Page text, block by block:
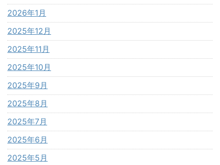
2026年1月
2025年12月
2025年11月
2025年10月
2025年9月
2025年8月
2025年7月
2025年6月
2025年5月